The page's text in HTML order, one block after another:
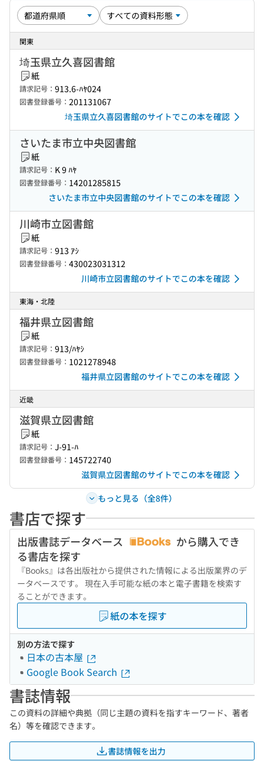
関東
埼玉県立久喜図書館
紙
請求記号： 913.6-ﾊﾔ024
図書登録番号： 201131067
埼玉県立久喜図書館のサイトでこの本を確認
さいたま市立中央図書館
紙
請求記号： K 9 ﾊﾔ
図書登録番号： 14201285815
さいたま市立中央図書館のサイトでこの本を確認
川崎市立図書館
紙
請求記号： 913 ｱｼ
図書登録番号： 430023031312
川崎市立図書館のサイトでこの本を確認
東海・北陸
福井県立図書館
紙
請求記号： 913/ﾊﾔｼ
図書登録番号： 1021278948
福井県立図書館のサイトでこの本を確認
近畿
滋賀県立図書館
紙
請求記号： J-91-ﾊ
図書登録番号： 145722740
滋賀県立図書館のサイトでこの本を確認
もっと見る（全8件）
書店で探す
出版書誌データベース
から購入でき
る書店を探す
『Books』は各出版社から提供された情報による出版業界のデ
ータベースです。 現在入手可能な紙の本と電子書籍を検索す
ることができます。
紙の本を探す
別の方法で探す
日本の古本屋
Google Book Search
書誌情報
この資料の詳細や典拠（同じ主題の資料を指すキーワード、著者
名）等を確認できます。
書誌情報を出力